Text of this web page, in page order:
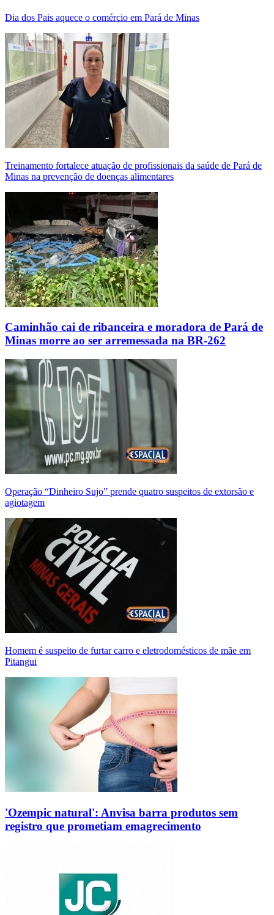
Dia dos Pais aquece o comércio em Pará de Minas
Treinamento fortalece atuação de profissionais da saúde de Pará de
Minas na prevenção de doenças alimentares
Caminhão cai de ribanceira e moradora de Pará de
Minas morre ao ser arremessada na BR-262
Operação “Dinheiro Sujo” prende quatro suspeitos de extorsão e
agiotagem
Homem é suspeito de furtar carro e eletrodomésticos de mãe em
Pitangui
'Ozempic natural': Anvisa barra produtos sem
registro que prometiam emagrecimento